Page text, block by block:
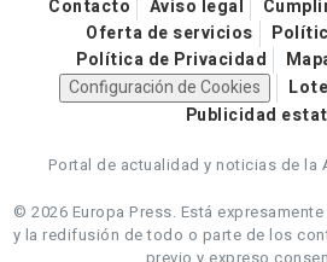
Contacto Aviso legal
Oferta de servicios
Política de Privacidad
Configuración de Cookies
Publicidad
Portal de actualidad y noticias de la
© 2026 Europa Press. Está
y la redifusión de todo o parte de los
previo y expreso